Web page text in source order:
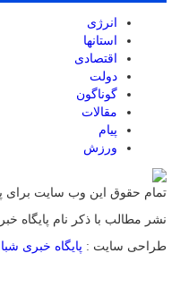
انرژی
استانها
اقتصادی
دولت
گوناگون
مقالات
پیام
ورزش
تمام حقوق این وب سایت برای
نشر مطالب با ذکر نام پایگاه
طراحی سایت : پایگاه خبری